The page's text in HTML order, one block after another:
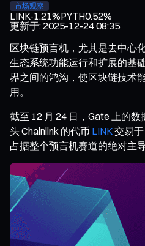
市场观察
LINK-1.21%PYTH0.52%
更新于:2025-12-24 08:35
区块链预言机，尤其是去中心
生态系统功能运行和扩展的基
界之间的鸿沟，使区块链技术
用。
截至 12 月 24 日，Gate 上的
头 Chainlink 的代币 LINK交易
占据整个预言机赛道的绝对主导